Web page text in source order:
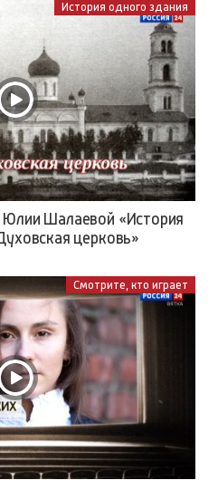
История одного здания
Шалаевой «История
церковь»
Смотрите, кто играет